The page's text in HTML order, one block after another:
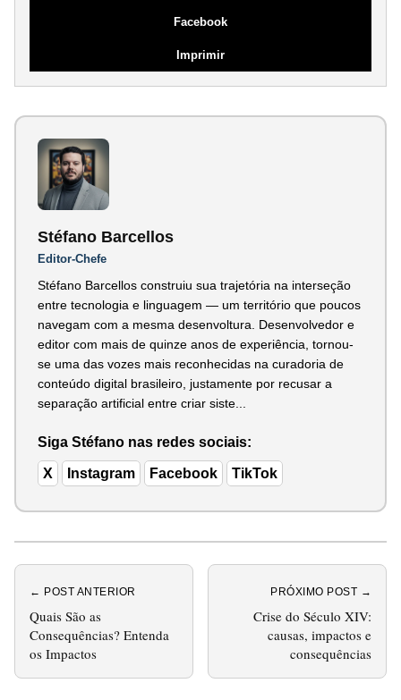
Facebook
Imprimir
Stéfano Barcellos
Editor-Chefe
Stéfano Barcellos construiu sua trajetória na interseção
entre tecnologia e linguagem — um território que poucos
navegam com a mesma desenvoltura. Desenvolvedor e
editor com mais de quinze anos de experiência, tornou-
se uma das vozes mais reconhecidas na curadoria de
conteúdo digital brasileiro, justamente por recusar a
separação artificial entre criar siste...
Siga Stéfano nas redes sociais:
X Instagram Facebook TikTok
← POST ANTERIOR
Quais São as
Consequências? Entenda
os Impactos
PRÓXIMO POST →
Crise do Século XIV:
causas, impactos e
consequências